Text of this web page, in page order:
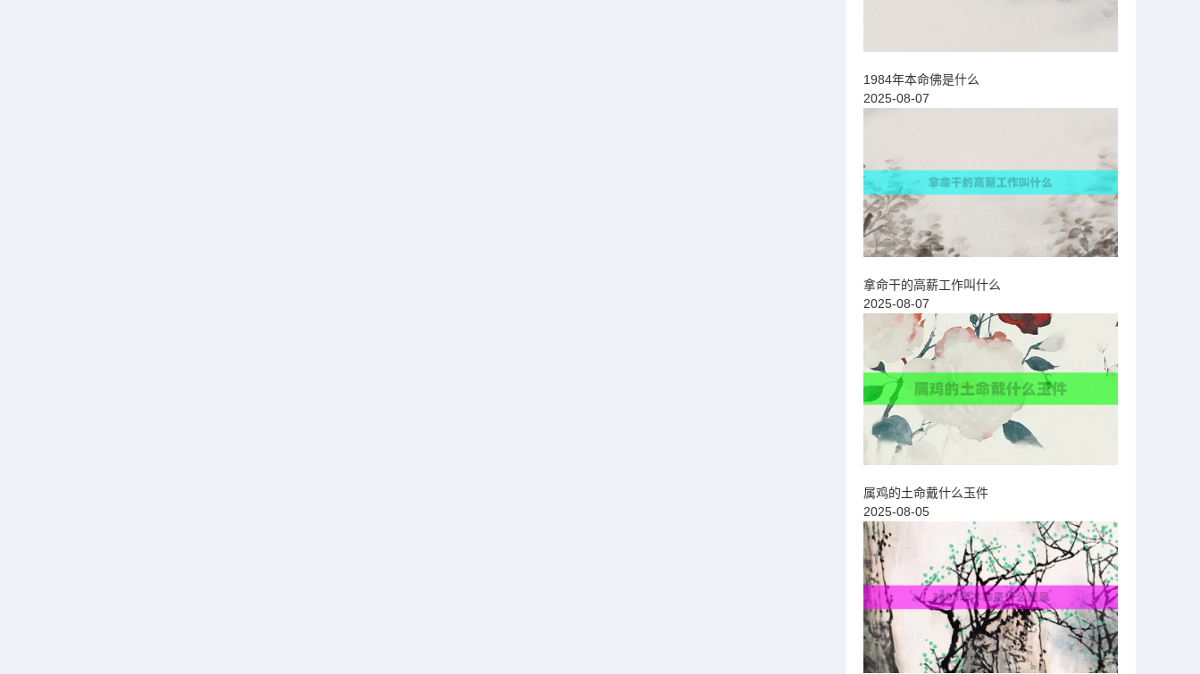
1984年本命佛是什么
2025-08-07
拿命干的高薪工作叫什么
2025-08-07
属鸡的土命戴什么玉件
2025-08-05